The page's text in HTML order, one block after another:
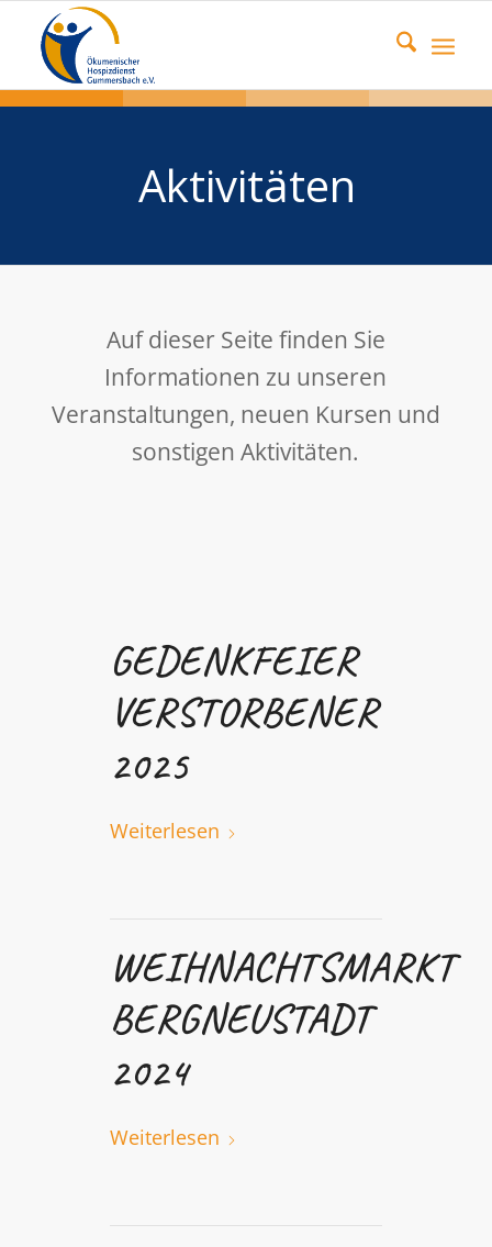
Aktivitäten
Auf dieser Seite finden Sie
Informationen zu unseren
Veranstaltungen, neuen Kursen und
sonstigen Aktivitäten.
GEDENKFEIER
VERSTORBENER
2025
Weiterlesen
WEIHNACHTSMARKT
BERGNEUSTADT
2024
Weiterlesen